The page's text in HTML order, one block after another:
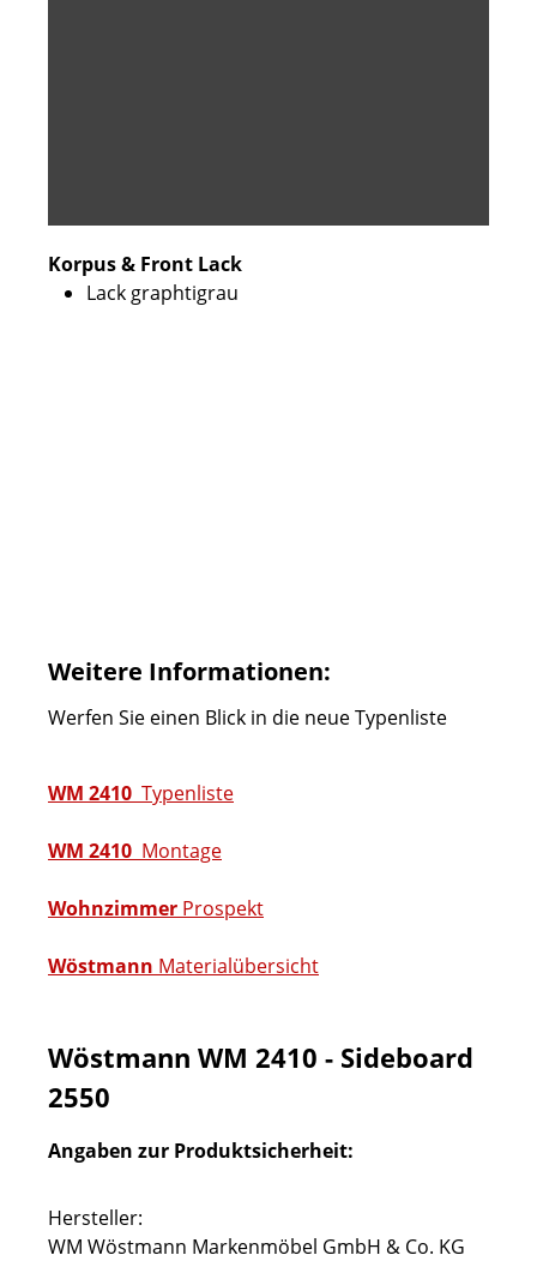
Korpus & Front Lack
Lack graphtigrau
Weitere Informationen:
Werfen Sie einen Blick in die neue Typenliste
WM 2410 Typenliste
WM 2410 Montage
Wohnzimmer Prospekt
Wöstmann Materialübersicht
Wöstmann WM 2410 - Sideboard
2550
Angaben zur Produktsicherheit:
Hersteller:
WM Wöstmann Markenmöbel GmbH & Co. KG